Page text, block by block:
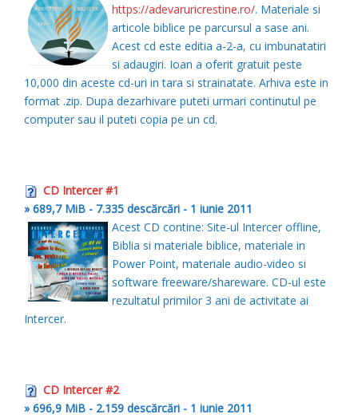
https://adevaruricrestine.ro/. Materiale si
articole biblice pe parcursul a sase ani.
Acest cd este editia a-2-a, cu imbunatatiri
si adaugiri. Ioan a oferit gratuit peste
10,000 din aceste cd-uri in tara si strainatate. Arhiva este in
format .zip. Dupa dezarhivare puteti urmari continutul pe
computer sau il puteti copia pe un cd.
CD Intercer #1
» 689,7 MiB - 7.335 descărcări - 1 iunie 2011
Acest CD contine: Site-ul Intercer offline,
Biblia si materiale biblice, materiale in
Power Point, materiale audio-video si
software freeware/shareware. CD-ul este
rezultatul primilor 3 ani de activitate ai
Intercer.
CD Intercer #2
» 696,9 MiB - 2.159 descărcări - 1 iunie 2011